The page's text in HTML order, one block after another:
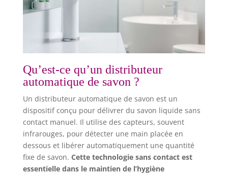
Qu’est-ce qu’un distributeur
automatique de savon ?
Un distributeur automatique de savon est un
dispositif conçu pour délivrer du savon liquide sans
contact manuel. Il utilise des capteurs, souvent
infrarouges, pour détecter une main placée en
dessous et libérer automatiquement une quantité
fixe de savon. Cette technologie sans contact est
essentielle dans le maintien de l’hygiène